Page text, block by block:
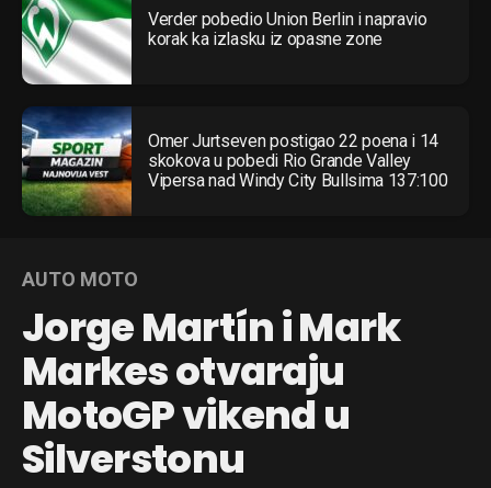
Verder pobedio Union Berlin i napravio
korak ka izlasku iz opasne zone
Omer Jurtseven postigao 22 poena i 14
skokova u pobedi Rio Grande Valley
Vipersa nad Windy City Bullsima 137:100
AUTO MOTO
Jorge Martín i Mark
Markes otvaraju
MotoGP vikend u
Silverstonu